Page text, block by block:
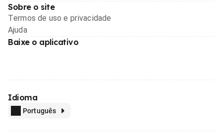
Sobre o site
Termos de uso e privacidade
Ajuda
Baixe o aplicativo
Idioma
Português